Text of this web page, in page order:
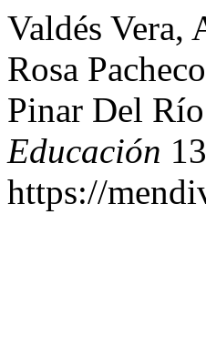
Valdés Vera,
Rosa
Pinar Del
Educación
https://